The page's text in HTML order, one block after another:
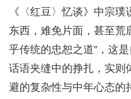
《〈红豆〉忆谈》中宗
东西，难免片面，甚至荒
乎传统的忠恕之道”，这
话语夹缝中的挣扎，实则
避的复杂性与中年心态的